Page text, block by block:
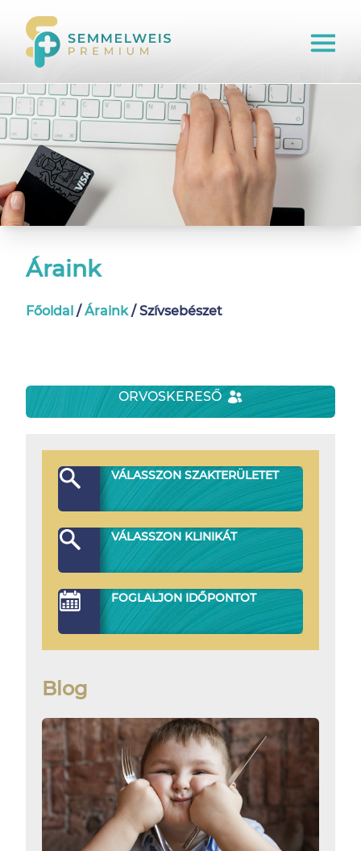
Áraink
Főoldal / Áraink /Szívsebészet
ORVOSKERESŐ
VÁLASSZON SZAKTERÜLETET
VÁLASSZON KLINIKÁT
FOGLALJON IDŐPONTOT
Blog